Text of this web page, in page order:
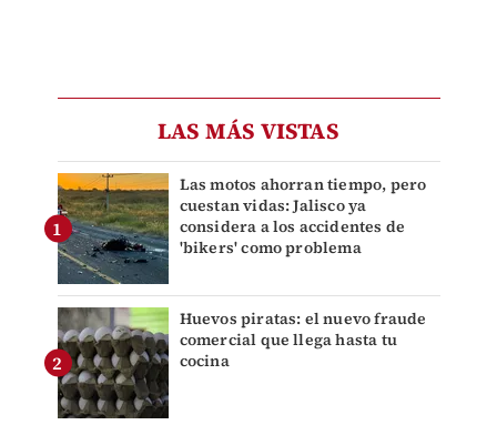
LAS MÁS VISTAS
Las motos ahorran tiempo, pero
cuestan vidas: Jalisco ya
considera a los accidentes de
'bikers' como problema
Huevos piratas: el nuevo fraude
comercial que llega hasta tu
cocina